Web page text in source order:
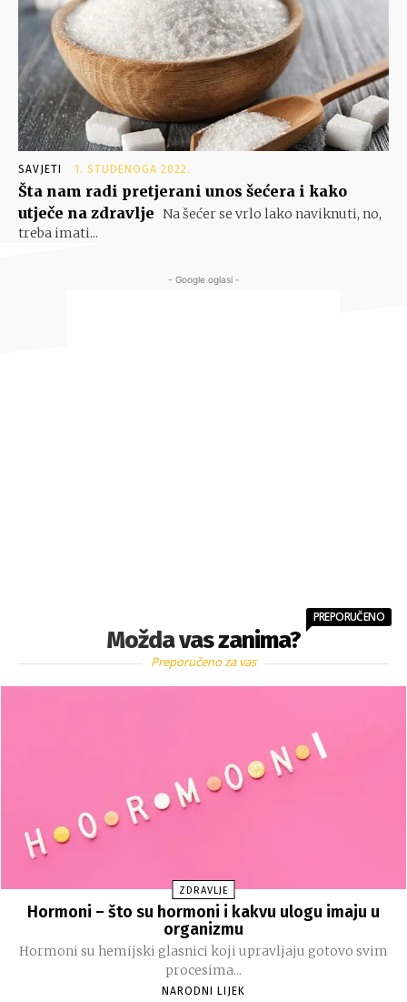
SAVJETI 1. STUDENOGA 2022.
Šta nam radi pretjerani unos šećera i kako
utječe na zdravlje Na šećer se vrlo lako naviknuti, no,
treba imati...
- Google oglasi -
Možda vas zanima?
PREPORUČENO
Preporučeno za vas
ZDRAVLJE
Hormoni – što su hormoni i kakvu ulogu imaju u
organizmu
Hormoni su hemijski glasnici koji upravljaju gotovo svim
procesima...
NARODNI LIJEK